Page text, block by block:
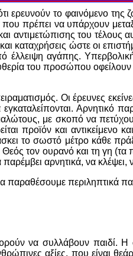
ερευνούν το φαινόμενο
πρέπει να υπάρχουν
του τέλους
καταχρήσεις ώστε οι
έλλειψη αγάπης.
του προσώπου οφείλουν
Οι έρευνες
Αρνητικό
με σκοπό να
προϊόν και
το σωστό μέτρο
τον ουρανό και τη γη
αρνητικά, να κλέψει,
παραθέσουμε περιληπτικά
να συλλάβουν παιδί.
αξίες, που είναι